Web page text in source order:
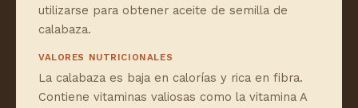
utilizarse para obtener aceite de semilla de
calabaza.
VALORES NUTRICIONALES
La calabaza es baja en calorías y rica en fibra.
Contiene vitaminas valiosas como la vitamina A